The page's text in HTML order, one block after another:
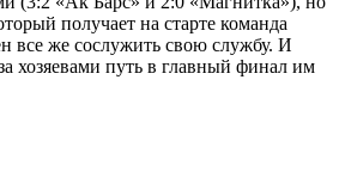
получает на старте команда
все же сослужить свою службу. И
хозяевами путь в главный финал им